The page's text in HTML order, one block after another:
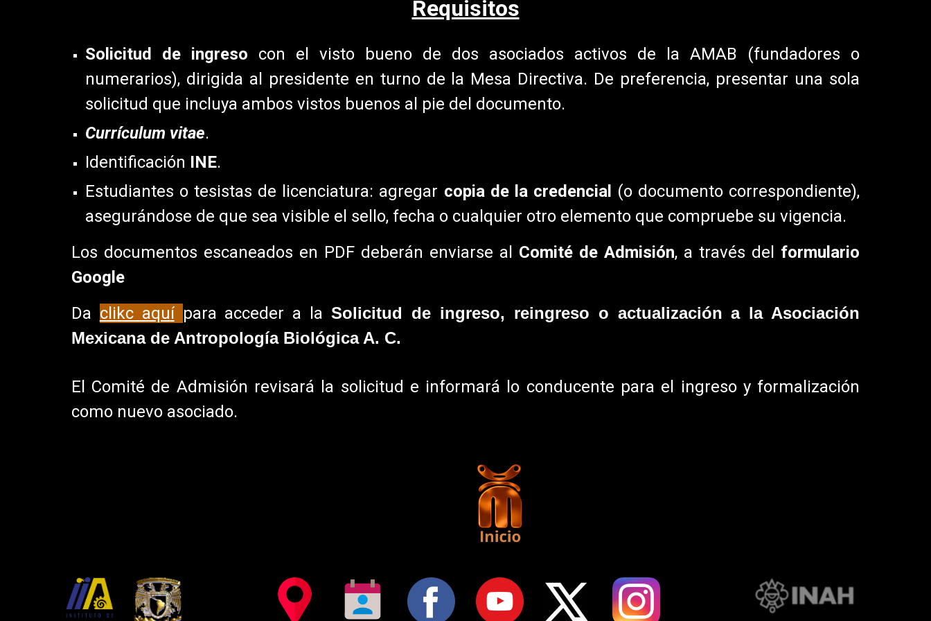
Requisitos
Solicitud de ingreso con el visto bueno de dos asociados activos de la AMAB (fundadores o
numerarios), dirigida al presidente en turno de la Mesa Directiva. De preferencia, presentar una sola
solicitud que incluya ambos vistos buenos al pie del documento.
Currículum vitae.
Identificación INE.
Estudiantes o tesistas de licenciatura: agregar copia de la credencial (o documento correspondiente),
asegurándose de que sea visible el sello, fecha o cualquier otro elemento que compruebe su vigencia.
Los documentos escaneados en PDF deberán enviarse al Comité de Admisión, a través del formulario
Google
Da clikc aquí para acceder a laSolicitud de ingreso, reingreso o actualización a la Asociación
Mexicana de Antropología Biológica A. C.
El Comité de Admisión revisará la solicitud e informará lo conducente para el ingreso y formalización
como nuevo asociado.